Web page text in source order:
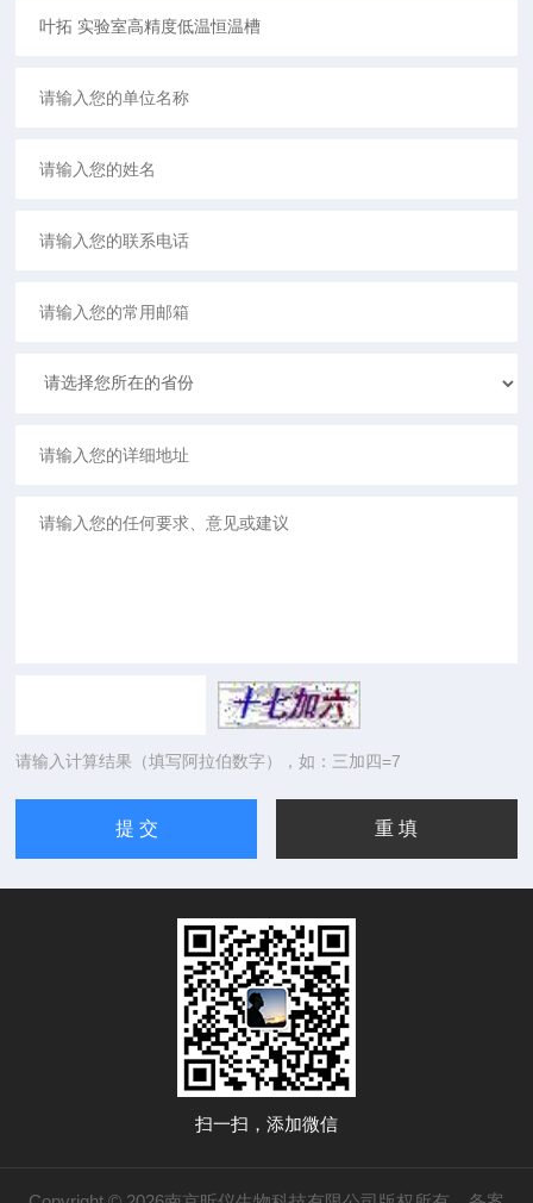
请输入计算结果（填写阿拉伯数字），如：三加四=7
扫一扫，添加微信